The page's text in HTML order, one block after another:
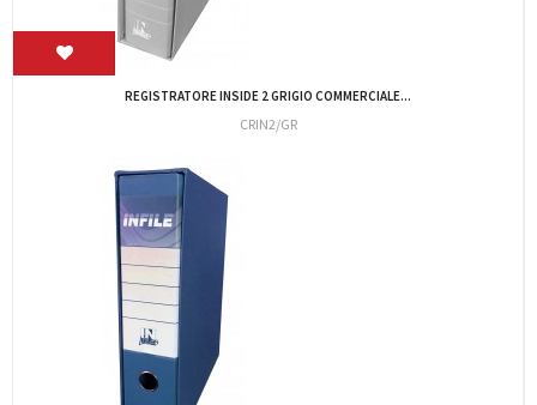
REGISTRATORE INFILE F.TO PROTOCOLLO DORSO...
CRIN6/PR